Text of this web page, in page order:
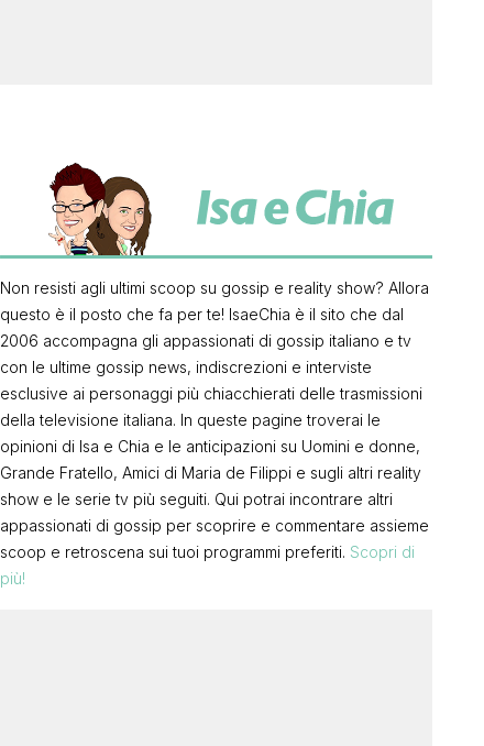
Non resisti agli ultimi scoop su gossip e reality show? Allora
questo è il posto che fa per te! IsaeChia è il sito che dal
2006 accompagna gli appassionati di gossip italiano e tv
con le ultime gossip news, indiscrezioni e interviste
esclusive ai personaggi più chiacchierati delle trasmissioni
della televisione italiana. In queste pagine troverai le
opinioni di Isa e Chia e le anticipazioni su Uomini e donne,
Grande Fratello, Amici di Maria de Filippi e sugli altri reality
show e le serie tv più seguiti. Qui potrai incontrare altri
appassionati di gossip per scoprire e commentare assieme
scoop e retroscena sui tuoi programmi preferiti. Scopri di
più!